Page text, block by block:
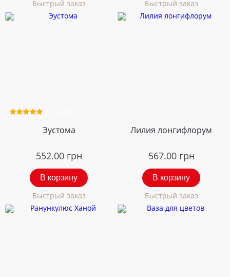
Быстрый заказ Быстрый заказ
Эустома
552.00 грн
В корзину
Быстрый заказ
Лилия лонгифлорум
567.00 грн
В корзину
Быстрый заказ